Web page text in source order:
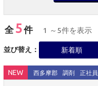
全5 件 1 ～5件を表示
並び替え： 新着順
NEW 西多摩郡 調剤 正社員